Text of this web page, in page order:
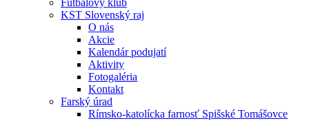
Futbalový klub
KST Slovenský raj
O nás
Akcie
Kalendár podujatí
Aktivity
Fotogaléria
Kontakt
Farský úrad
Rímsko-katolícka farnosť Spišské Tomášovce